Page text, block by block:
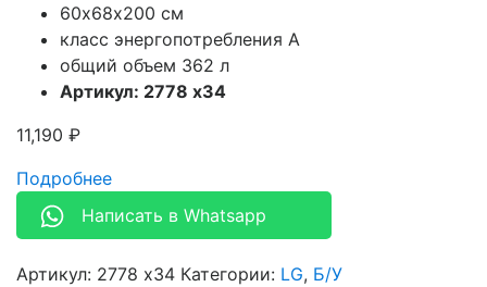
60х68х200 см
класс энергопотребления A
общий объем 362 л
Артикул: 2778 x34
11,190 ₽
Подробнее
Написать в Whatsapp
Артикул: 2778 x34 Категории: LG, Б/У